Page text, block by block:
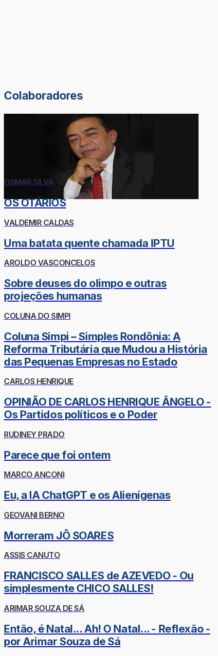
Colaboradores
OSMAR SILVA
OS OTÁRIOS
VALDEMIR CALDAS
Uma batata quente chamada IPTU
AROLDO VASCONCELOS
Sobre deuses do olimpo e outras
projeções humanas
COLUNA DO SIMPI
Coluna Simpi – Simples Rondônia: A
Reforma Tributária que Mudou a História
das Pequenas Empresas no Estado
CARLOS HENRIQUE
OPINIÃO DE CARLOS HENRIQUE ÂNGELO -
Os Partidos políticos e o Poder
RUDINEY PRADO
Parece que foi ontem
MARCO ANCONI
Eu, a IA ChatGPT e os Alienígenas
GEOVANI BERNO
Morreram JÔ SOARES
ASSIS CANUTO
FRANCISCO SALLES de AZEVEDO - Ou
simplesmente CHICO SALLES!
ARIMAR SOUZA DE SÁ
Então, é Natal... Ah! O Natal... - Reflexão -
por Arimar Souza de Sá